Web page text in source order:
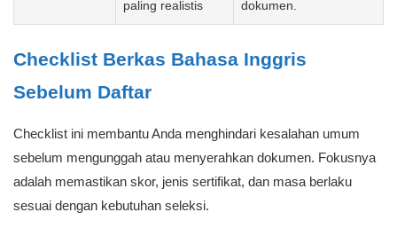
untuk syarat
TOEFL ITP
TOEFL ITP ETS
Dokumen langsung
sesuai dengan syarat
TOEFL ITP ETS yang
Belum tahu
skor awal
Latihan atau tes
prediction lebih
dulu
kemampuan sebelum
mengambil tes resmi.